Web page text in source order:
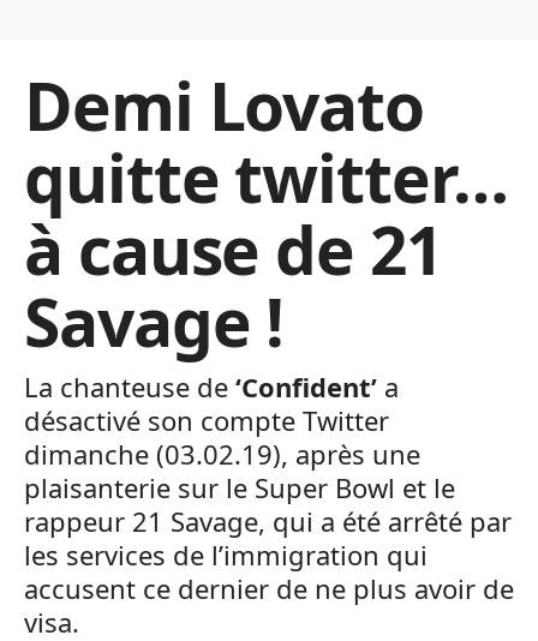
Demi Lovato
quitte twitter…
à cause de 21
Savage !
La chanteuse de ‘Confident’ a
désactivé son compte Twitter
dimanche (03.02.19), après une
plaisanterie sur le Super Bowl et le
rappeur 21 Savage, qui a été arrêté par
les services de l’immigration qui
accusent ce dernier de ne plus avoir de
visa.